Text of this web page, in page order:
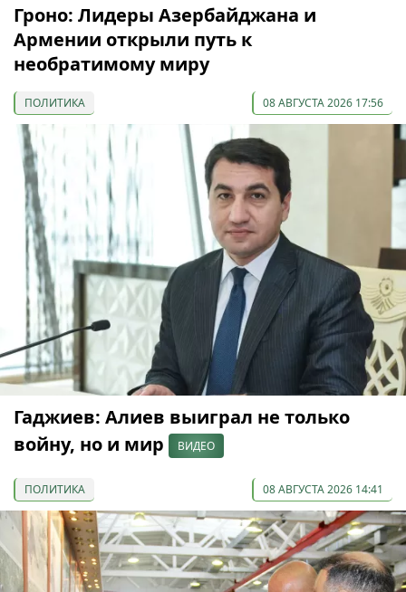
Гроно: Лидеры Азербайджана и
Армении открыли путь к
необратимому миру
ПОЛИТИКА 08 АВГУСТА 2026 17:56
Гаджиев: Алиев выиграл не только
войну, но и мир
ВИДЕО
ПОЛИТИКА 08 АВГУСТА 2026 14:41